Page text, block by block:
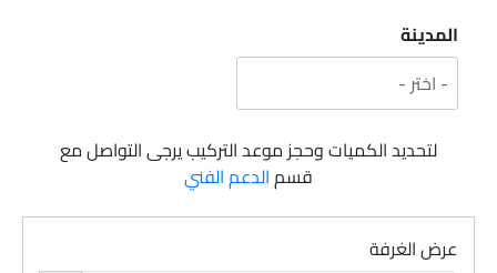
المدينة
لتحديد الكميات وحجز موعد التركيب يرجى التواصل مع
قسمالدعم الفني
عرض الغرفة